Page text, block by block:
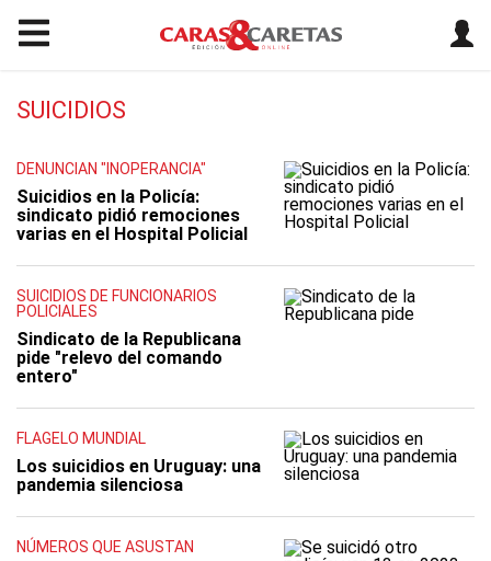
SUICIDIOS
DENUNCIAN "INOPERANCIA"
Suicidios en la Policía:
sindicato pidió remociones
varias en el Hospital Policial
SUICIDIOS DE FUNCIONARIOS
POLICIALES
Sindicato de la Republicana
pide "relevo del comando
entero"
FLAGELO MUNDIAL
Los suicidios en Uruguay: una
pandemia silenciosa
NÚMEROS QUE ASUSTAN